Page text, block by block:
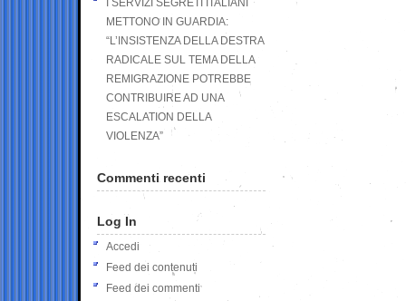
I SERVIZI SEGRETI ITALIANI
METTONO IN GUARDIA:
“L’INSISTENZA DELLA DESTRA
RADICALE SUL TEMA DELLA
REMIGRAZIONE POTREBBE
CONTRIBUIRE AD UNA
ESCALATION DELLA
VIOLENZA”
Commenti recenti
Log In
Accedi
Feed dei contenuti
Feed dei commenti